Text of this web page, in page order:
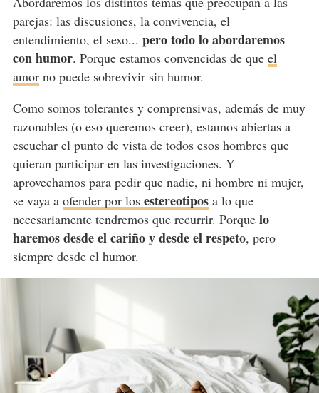
parejas: las discusiones, la convivencia, el
entendimiento, el sexo... pero todo lo abordaremos
con humor. Porque estamos convencidas de que el
amorno puede sobrevivir sin humor.
Como somos tolerantes y comprensivas, además de muy
razonables (o eso queremos creer), estamos abiertas a
escuchar el punto de vista de todos esos hombres que
quieran participar en las investigaciones. Y
aprovechamos para pedir que nadie, ni hombre ni mujer,
se vaya a ofender por los estereotiposa lo que
necesariamente tendremos que recurrir. Porquelo
haremos desde el cariño y desde el respeto, pero
siempre desde el humor.